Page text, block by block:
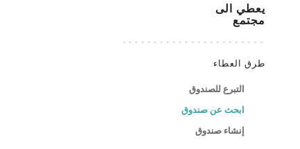
يعطي الى
مجتمع
طرق العطاء
التبرع للصندوق
ابحث عن صندوق
إنشاء صندوق